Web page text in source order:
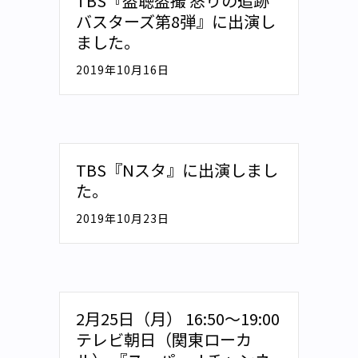
バスターズ第8弾』に出演し
ました。
2019年10月16日
TBS『Nスタ』に出演しまし
た。
2019年10月23日
2月25日（月） 16:50～19:00
テレビ朝日（関東ローカ